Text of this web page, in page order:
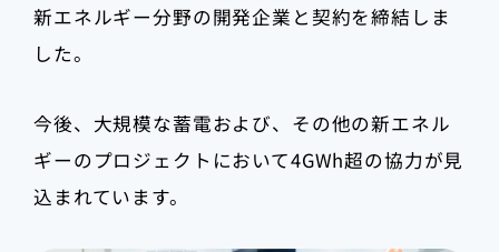
新エネルギー分野の開発企業と契約を締結しま
した。
今後、大規模な蓄電および、その他の新エネル
ギーのプロジェクトにおいて4GWh超の協力が見
込まれています。